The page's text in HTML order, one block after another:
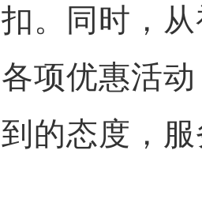
。同时，
项优惠活
的态度，